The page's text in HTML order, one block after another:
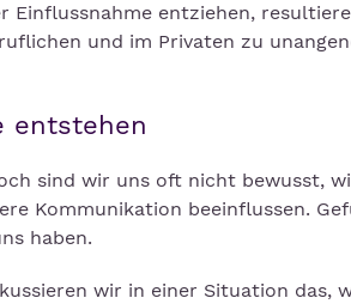
Einflussnahme entziehen,
und im Privaten zu
entstehen
sind wir uns oft nicht bewusst,
Kommunikation beeinflussen.
haben.
wir in einer Situation das,